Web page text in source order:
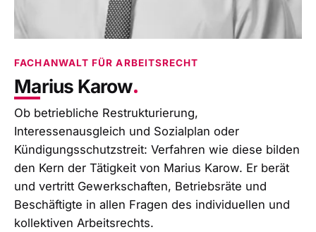
FACHANWALT FÜR ARBEITSRECHT
Marius Karow
Ob betriebliche Restrukturierung,
Interessenausgleich und Sozialplan oder
Kündigungsschutzstreit: Verfahren wie diese bilden
den Kern der Tätigkeit von Marius Karow. Er berät
und vertritt Gewerkschaften, Betriebsräte und
Beschäftigte in allen Fragen des individuellen und
kollektiven Arbeitsrechts.